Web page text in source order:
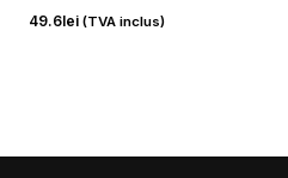
49.6lei (TVA inclus)